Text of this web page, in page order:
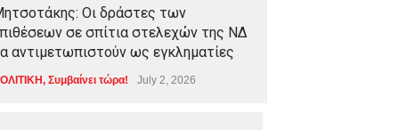
Οι δράστες των
σε σπίτια στελεχών της ΝΔ
αντιμετωπιστούν ως εγκληματίες
, Συμβαίνει τώρα! July 2, 2026